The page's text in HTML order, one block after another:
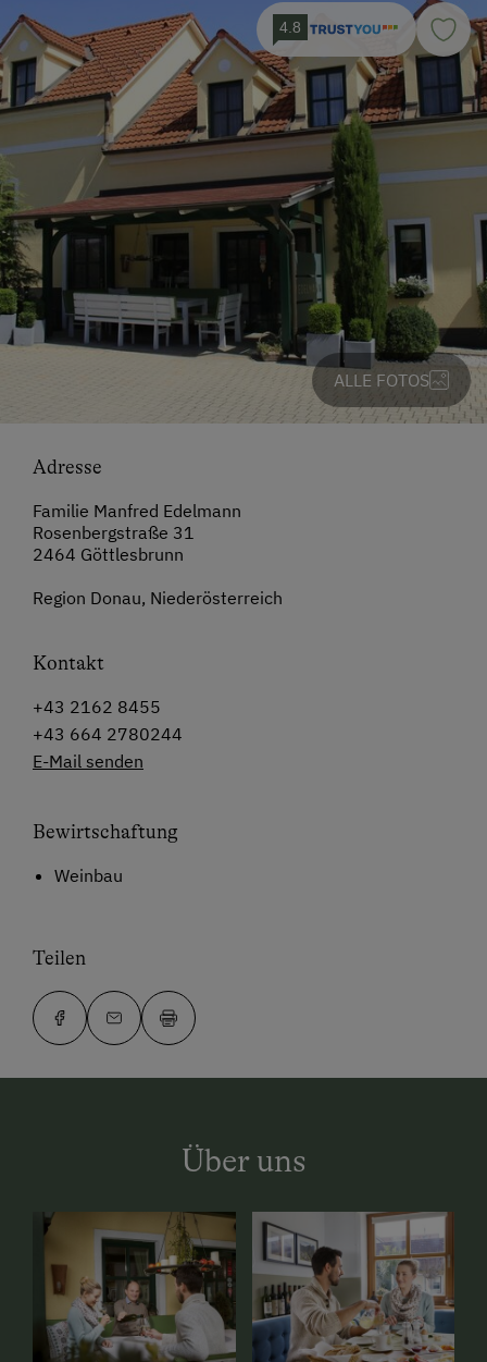
4.8
ALLE FOTOS
Adresse
Familie Manfred Edelmann
Rosenbergstraße 31
2464 Göttlesbrunn
Region Donau, Niederösterreich
Kontakt
+43 2162 8455
+43 664 2780244
E-Mail senden
Bewirtschaftung
Weinbau
Teilen
Über uns